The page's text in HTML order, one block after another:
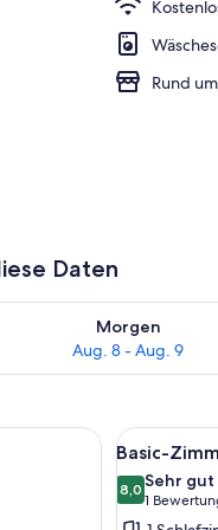
Rund
Daten
Aug. 7 - Aug. 8.
Morgen
Aug. 8 - Aug. 9
die Verfügbarkeit
WLAN, Bettwäsche
Alle
Fotos
für
Basic-
6
Basic-
8,08,0 von 10
Sehr gut
1
(1